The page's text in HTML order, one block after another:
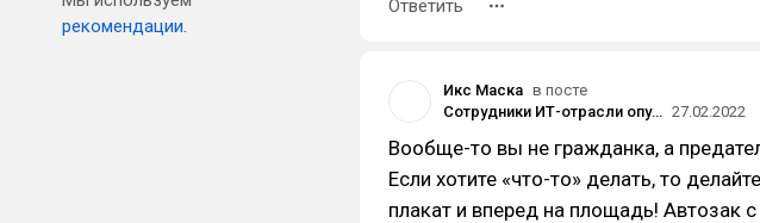
рекомендации.
Ответить
Икс Маска в посте
Сотрудники ИТ-отрасли опубликовали открытое письмо против «операции» в Украине — его подписало больше тысячи человек 27.02.2022
Вообще-то вы не гражданка, а
Если хотите «что-то» делать, то
плакат и вперед на площадь! Автозак